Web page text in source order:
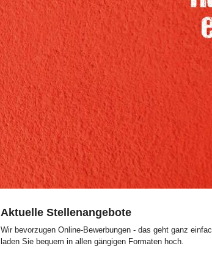
Aktuelle Stellenangebote
Wir bevorzugen Online-Bewerbungen - das geht ganz
laden Sie bequem in allen gängigen Formaten hoch.